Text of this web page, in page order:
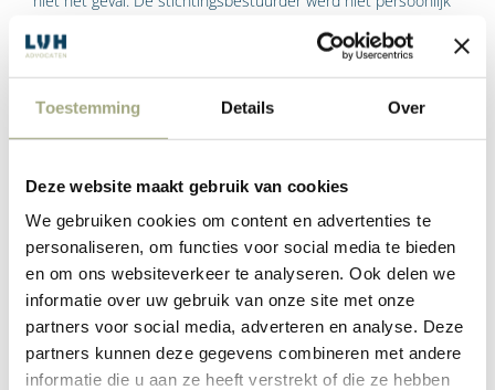
Toestemming Details Over
Deze website maakt gebruik van cookies
We gebruiken cookies om content en advertenties te
personaliseren, om functies voor social media te bieden
en om ons websiteverkeer te analyseren. Ook delen we
informatie over uw gebruik van onze site met onze
partners voor social media, adverteren en analyse. Deze
partners kunnen deze gegevens combineren met andere
informatie die u aan ze heeft verstrekt of die ze hebben
Oordeel gerechtshof
aansprakelijkheid
organisator festival
Maar bij het gerechtshof Amsterdam ging het alsnog helemaal
mis voor de organisator van het festival. Het hof baseerde dit
oordeel op de volgende feiten. De bestuurder wist op 30 mei
2012, dus twee dagen voorafgaand aan het festival, van de
tegenvallende kaartverkoop voorafgaand aan het evenement.